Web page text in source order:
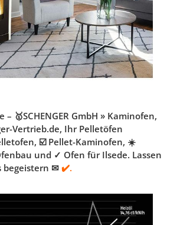
– 🥇SCHENGER GmbH » Kaminofen,
Vertrieb.de, Ihr Pelletöfen
☑️ Pellet-Kaminofen, ☀️
und ✓ Ofen für Ilsede. Lassen
begeistern ✉✔️.